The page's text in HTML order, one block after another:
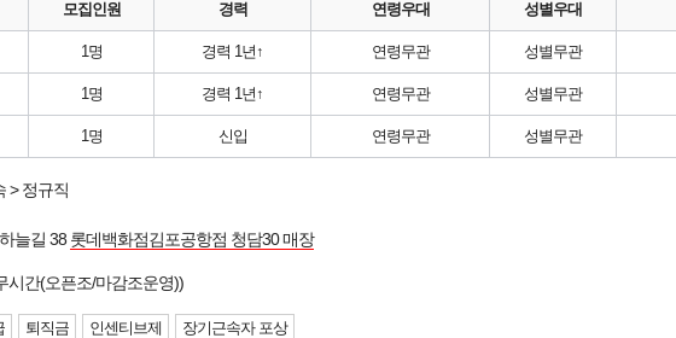
모집인원 경력 연령우대 성별우대
1명 경력 1년↑ 연령무관 성별무관
1명 경력 1년↑ 연령무관 성별무관
1명 신입 연령무관 성별무관
> 정규직
늘길 38 롯데백화점김포공항점 청담30 매장
시간(오픈조/마감조운영))
퇴직금 인센티브제 장기근속자 포상